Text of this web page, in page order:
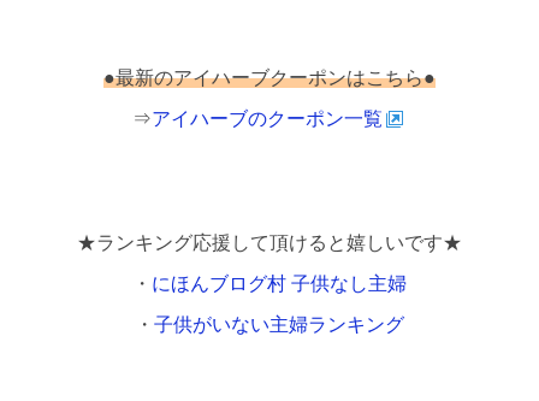
●最新のアイハーブクーポンはこちら●
⇒アイハーブのクーポン一覧
★ランキング応援して頂けると嬉しいです★
・ にほんブログ村 子供なし主婦
・ 子供がいない主婦ランキング